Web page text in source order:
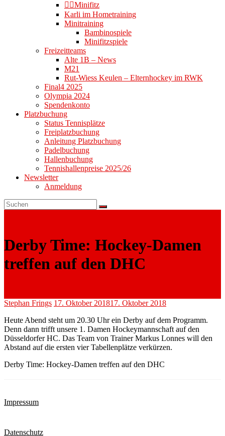
👉🏻Minifitz
Karli im Hometraining
Minitraining
Bambinospiele
Minifitzspiele
Freizeitteams
Alte 1B – News
M21
Rut-Wiess Keulen – Elternhockey im RWK
Final4 2025
Olympia 2024
Spendenkonto
Platzbuchung
Status Tennisplätze
Freiplatzbuchung
Anleitung Platzbuchung
Padelbuchung
Hallenbuchung
Tennishallenpreise 2025/26
Newsletter
Anmeldung
Derby Time: Hockey-Damen
treffen auf den DHC
Stephan Frings 17. Oktober 201817. Oktober 2018
Heute Abend steht um 20.30 Uhr ein Derby auf dem Programm.
Denn dann trifft unsere 1. Damen Hockeymannschaft auf den
Düsseldorfer HC. Das Team von Trainer Markus Lonnes will den
Abstand auf die ersten vier Tabellenplätze verkürzen.
Derby Time: Hockey-Damen treffen auf den DHC
Impressum
Datenschutz